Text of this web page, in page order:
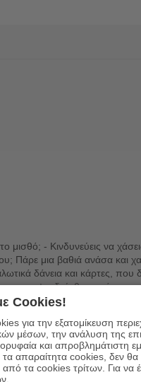
- Κινδυνεύεις να
Πάρε μια βαθιά ανάσα
δάνεια και κάρτες,
της ψευδαίσθησης ότι η
αγαθά) σ' εμποδίζει να
στη σημερινή κρίση -και
έχουμε ούτε λίγα).
Cookies!
για την εξατομίκευση
μέσων, την ανάλυση της
και απροβλημάτιστη
απαραίτητα cookies, δεν θα
τα cookies τρίτων. Για να